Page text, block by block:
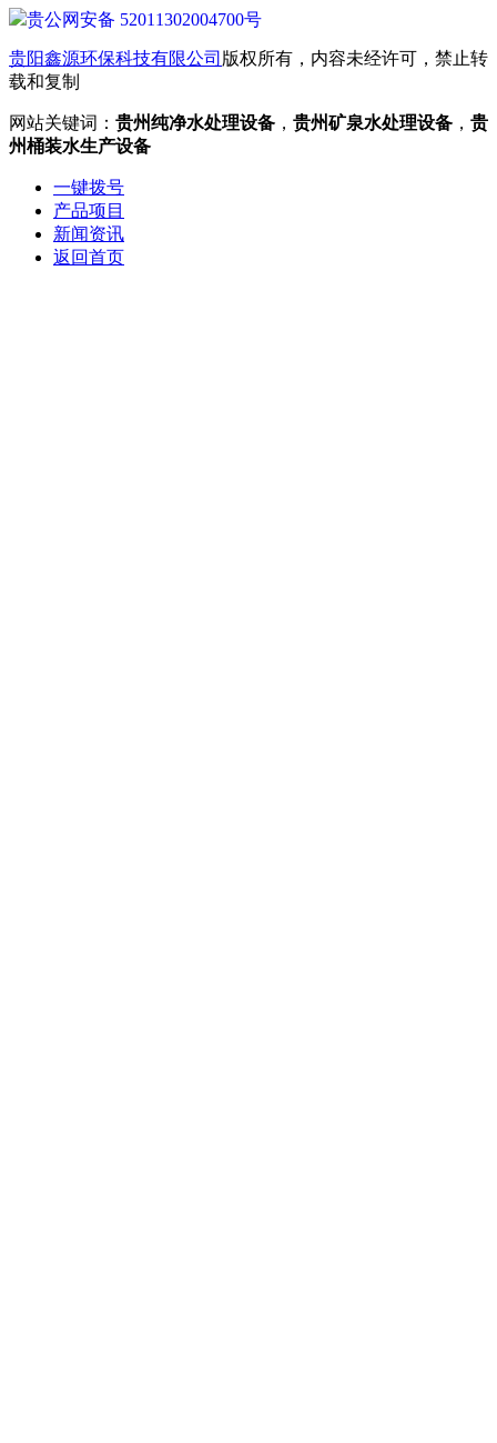
贵公网安备 52011302004700号
贵阳鑫源环保科技有限公司 版权所有，内容未经许可，禁止转
载和复制
网站关键词： 贵州纯净水处理设备 ， 贵州矿泉水处理设备 ， 贵
州桶装水生产设备
一键拨号
产品项目
新闻资讯
返回首页